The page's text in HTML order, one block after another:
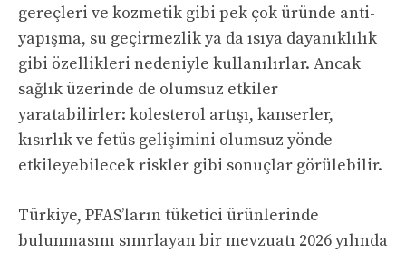
gereçleri ve kozmetik gibi pek çok üründe anti-
yapışma, su geçirmezlik ya da ısıya dayanıklılık
gibi özellikleri nedeniyle kullanılırlar. Ancak
sağlık üzerinde de olumsuz etkiler
yaratabilirler: kolesterol artışı, kanserler,
kısırlık ve fetüs gelişimini olumsuz yönde
etkileyebilecek riskler gibi sonuçlar görülebilir.
Türkiye, PFAS’ların tüketici ürünlerinde
bulunmasını sınırlayan bir mevzuatı 2026 yılında